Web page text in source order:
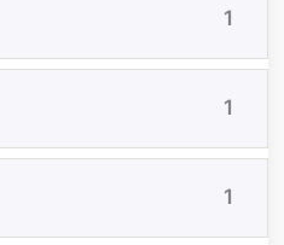
1
1
1